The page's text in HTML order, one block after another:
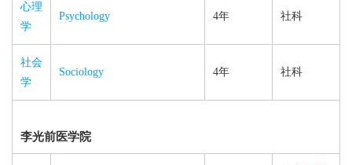
心理
学
Psychology 4年 社科
社会
学
Sociology 4年 社科
李光前医学院